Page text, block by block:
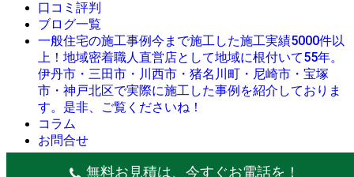
口コミ評判
ブログ一覧
一般住宅の施工事例今まで施工した施工実績5000件以
上！地域密着職人直営店として地域に根付いて55年。
伊丹市・三田市・川西市・猪名川町・尼崎市・宝塚
市・神戸北区で実際に施工した事例を紹介しておりま
す。是非、ご覧くださいね！
コラム
お問合せ
© 創業昭和45年・感動の塗替え・屋根リフォームの職人直営
無料お見積は、今すぐお電話を！